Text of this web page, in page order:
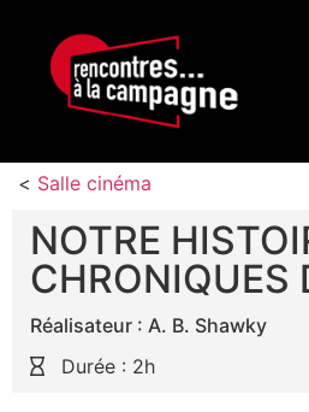
< Salle cinéma
NOTRE
CHRONIQUES
Réalisateur : A. B. Shawky
Durée : 2h